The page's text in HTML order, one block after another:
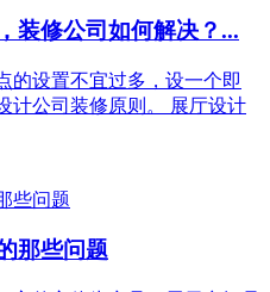
装修公司如何解决？...
的设置不宜过多，设一个即
计公司装修原则。 展厅设计
那些问题